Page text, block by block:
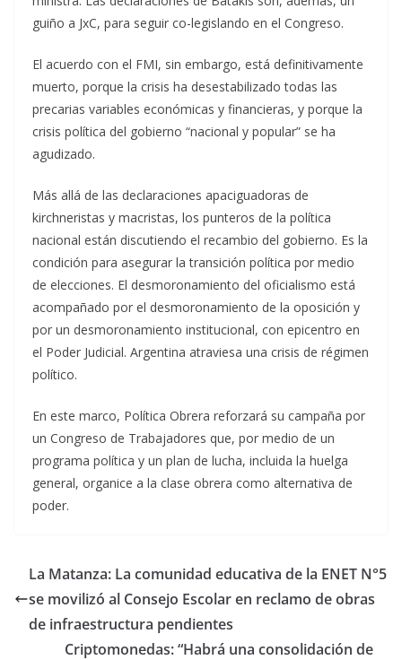
guiño a JxC, para seguir co-legislando en el Congreso.
El acuerdo con el FMI, sin embargo, está definitivamente
muerto, porque la crisis ha desestabilizado todas las
precarias variables económicas y financieras, y porque la
crisis política del gobierno “nacional y popular” se ha
agudizado.
Más allá de las declaraciones apaciguadoras de
kirchneristas y macristas, los punteros de la política
nacional están discutiendo el recambio del gobierno. Es la
condición para asegurar la transición política por medio
de elecciones. El desmoronamiento del oficialismo está
acompañado por el desmoronamiento de la oposición y
por un desmoronamiento institucional, con epicentro en
el Poder Judicial. Argentina atraviesa una crisis de régimen
político.
En este marco, Política Obrera reforzará su campaña por
un Congreso de Trabajadores que, por medio de un
programa política y un plan de lucha, incluida la huelga
general, organice a la clase obrera como alternativa de
poder.
La Matanza: La comunidad educativa de la ENET N°5
se movilizó al Consejo Escolar en reclamo de obras
de infraestructura pendientes
Criptomonedas: “Habrá una consolidación de